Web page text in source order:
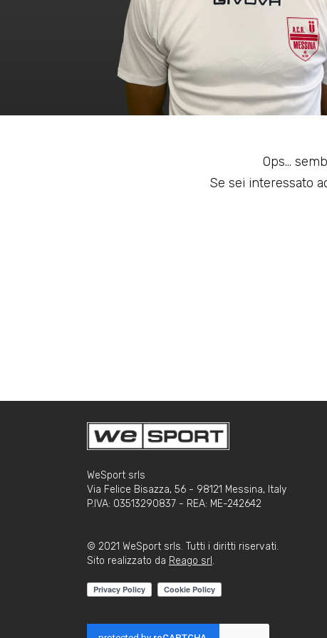
Ops...
Se sei interessato
WeSport srls
Via Felice Bisazza, 56 - 98121 Messina, Italy
P.IVA: 03513290837 - REA: ME-242642
© 2021 WeSport srls. Tutti i diritti riservati.
Sito realizzato da Reago srl .